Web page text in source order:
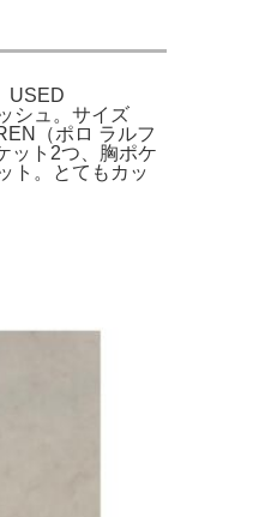
USED
シュ。サイズ
（ポロ ラルフ
ット2つ、胸ポケ
ト。とてもカッ